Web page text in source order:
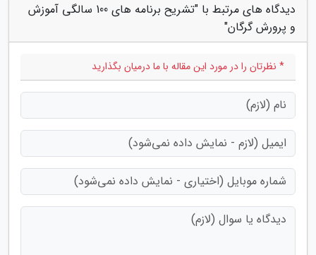
دیدگاه های مرتبط با "تشریح برنامه های 100 سالگی آموزش
و پرورش گرگان"
* نظرتان را در مورد این مقاله با ما درمیان بگذارید